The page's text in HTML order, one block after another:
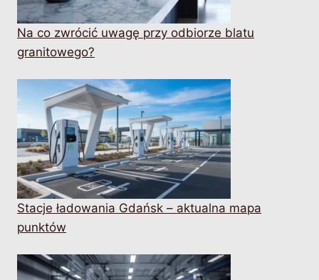
Na co zwrócić uwagę przy odbiorze blatu
granitowego?
Stacje ładowania Gdańsk – aktualna mapa
punktów